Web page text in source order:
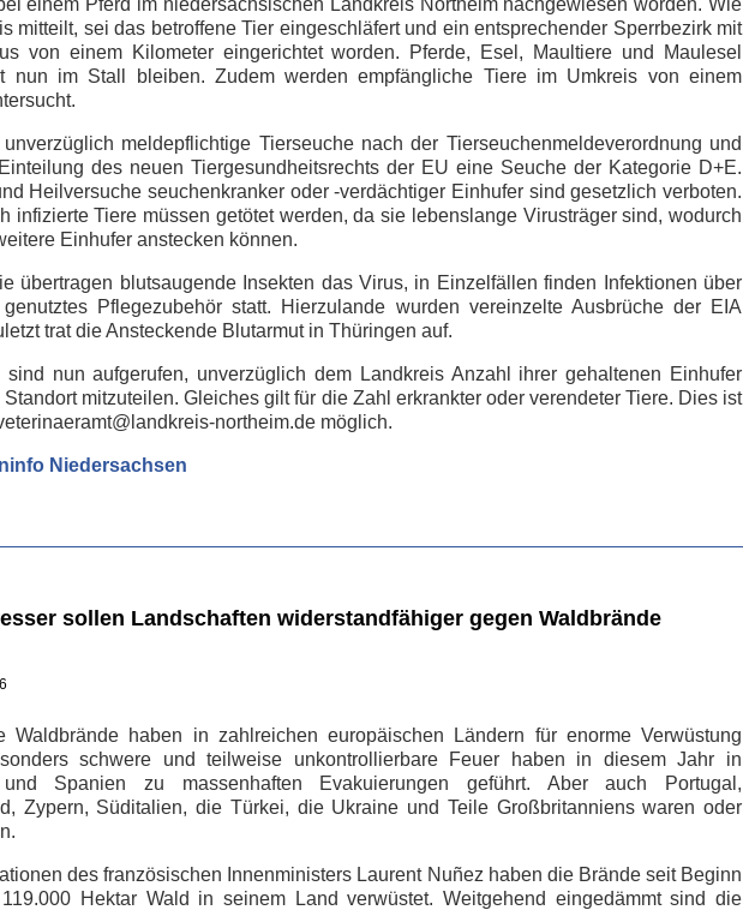
mitteilt, sei das betroffene Tier eingeschläfert und ein entsprechender Sperrbezirk mit
von einem Kilometer eingerichtet worden. Pferde, Esel, Maultiere und Maulesel
nun im Stall bleiben. Zudem werden empfängliche Tiere im Umkreis von einem
meldepflichtige Tierseuche nach der Tierseuchenmeldeverordnung und
des neuen Tiergesundheitsrechts der EU eine Seuche der Kategorie D+E.
Heilversuche seuchenkranker oder -verdächtiger Einhufer sind gesetzlich verboten.
infizierte Tiere müssen getötet werden, da sie lebenslange Virusträger sind, wodurch
Einhufer anstecken können.
übertragen blutsaugende Insekten das Virus, in Einzelfällen finden Infektionen über
Pflegezubehör statt. Hierzulande wurden vereinzelte Ausbrüche der EIA
trat die Ansteckende Blutarmut in Thüringen auf.
sind nun aufgerufen, unverzüglich dem Landkreis Anzahl ihrer gehaltenen Einhufer
mitzuteilen. Gleiches gilt für die Zahl erkrankter oder verendeter Tiere. Dies ist
northeim.de möglich.
Niedersachsen
sollen Landschaften widerstandfähiger gegen Waldbrände
Waldbrände haben in zahlreichen europäischen Ländern für enorme Verwüstung
schwere und teilweise unkontrollierbare Feuer haben in diesem Jahr in
und Spanien zu massenhaften Evakuierungen geführt. Aber auch Portugal,
Zypern, Süditalien, die Türkei, die Ukraine und Teile Großbritanniens waren oder
des französischen Innenministers Laurent Nuñez haben die Brände seit Beginn
Hektar Wald in seinem Land verwüstet. Weitgehend eingedämmt sind die